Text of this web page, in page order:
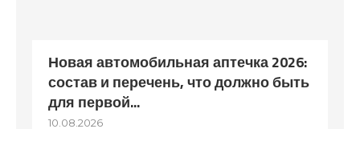
Новая автомобильная аптечка 2026:
состав и перечень, что должно быть
для первой...
10.08.2026